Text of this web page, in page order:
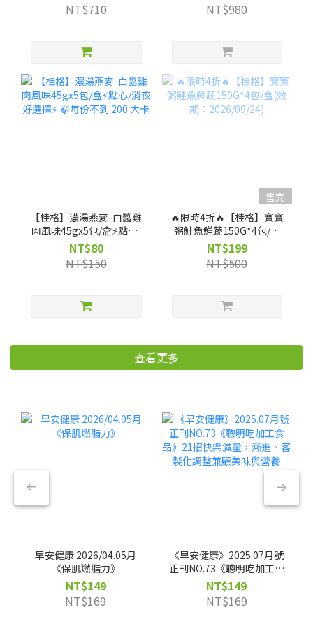
NT$710
NT$980
【桂格】濃湯燕麥-白醬雞
肉風味45gx5包/盒⚡點心/
消夜好選擇⚡ 🍃每份不到
200 大卡
NT$80
NT$150
售完
🔥限時4折🔥【桂格】寶寶
粥鮭魚鮮蔬150G*4包/盒
(效期：2026/09/24)
NT$199
NT$500
查看更多
早安健康 2026/04.05月
《保肌燃脂力》
NT$149
NT$169
《早安健康》2025.07月號
正刊NO.73《聰明吃加工食
品》21招快樂減量，漸
進、客製化調整兼顧美味
與營養
NT$149
NT$169